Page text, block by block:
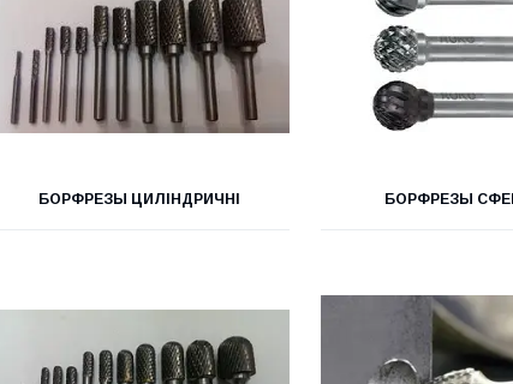
БОРФРЕЗЫ ЦИЛІНДРИЧНІ БОРФРЕЗЫ